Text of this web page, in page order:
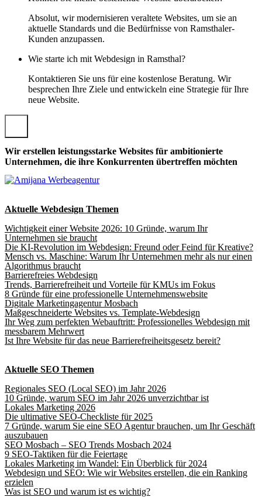
Absolut, wir modernisieren veraltete Websites, um sie an
aktuelle Standards und die Bedürfnisse von Ramsthaler-
Kunden anzupassen.
Wie starte ich mit Webdesign in Ramsthal?
Kontaktieren Sie uns für eine kostenlose Beratung. Wir
besprechen Ihre Ziele und entwickeln eine Strategie für Ihre
neue Website.
Wir erstellen leistungsstarke Websites für ambitionierte
Unternehmen, die ihre Konkurrenten übertreffen möchten
Aktuelle Webdesign Themen
Wichtigkeit einer Website 2026: 10 Gründe, warum Ihr
Unternehmen sie braucht
Die KI-Revolution im Webdesign: Freund oder Feind für Kreative?
Mensch vs. Maschine: Warum Ihr Unternehmen mehr als nur einen
Algorithmus braucht
Barrierefreies Webdesign
Trends, Barrierefreiheit und Vorteile für KMUs im Fokus
8 Gründe für eine professionelle Unternehmenswebsite
Digitale Marketingagentur Mosbach
Maßgeschneiderte Websites vs. Template-Webdesign
Ihr Weg zum perfekten Webauftritt: Professionelles Webdesign mit
messbarem Mehrwert
Ist Ihre Website für das neue Barrierefreiheitsgesetz bereit?
Aktuelle SEO Themen
Regionales SEO (Local SEO) im Jahr 2026
10 Gründe, warum SEO im Jahr 2026 unverzichtbar ist
Lokales Marketing 2026
Die ultimative SEO-Checkliste für 2025
7 Gründe, warum Sie eine SEO Agentur brauchen, um Ihr Geschäft
auszubauen
SEO Mosbach – SEO Trends Mosbach 2024
9 SEO-Taktiken für die Feiertage
Lokales Marketing im Wandel: Ein Überblick für 2024
Webdesign und SEO: Wie wir Websites erstellen, die ein Ranking
erzielen
Was ist SEO und warum ist es wichtig?